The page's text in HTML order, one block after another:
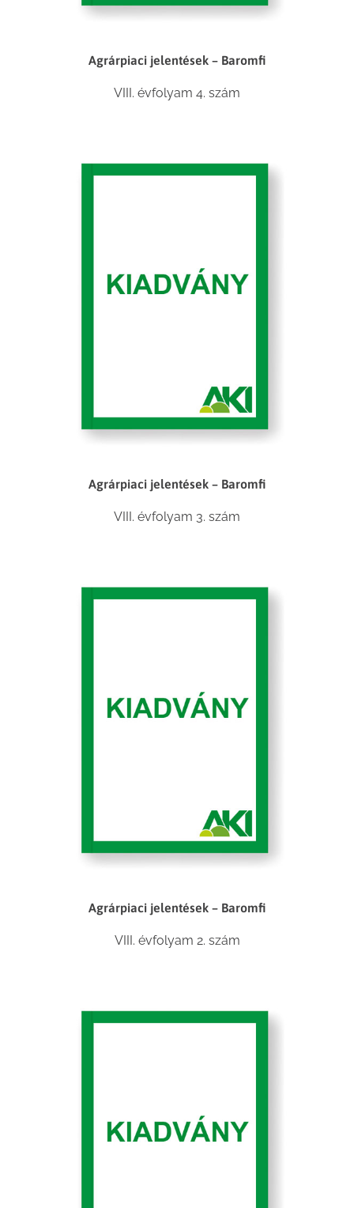
Agrárpiaci jelentések – Baromfi
VIII. évfolyam 4. szám
Agrárpiaci jelentések – Baromfi
VIII. évfolyam 3. szám
Agrárpiaci jelentések – Baromfi
VIII. évfolyam 2. szám